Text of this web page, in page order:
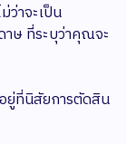
ว่าจะเป็น
ษ ที่ระบุว่าคุณจะ
ยู่ที่นิสัยการตัดสิน